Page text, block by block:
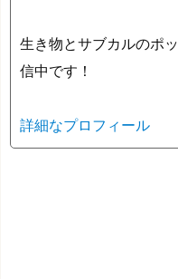
生き物とサブカルのポ
信中です！
詳細なプロフィール